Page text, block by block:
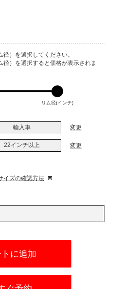
）を選択してください。
）を選択すると価格が表示されま
リム径(インチ)
輸入車 変更
22インチ以上 変更
イズの確認方法
トに追加